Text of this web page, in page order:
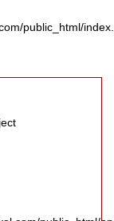
public_html/